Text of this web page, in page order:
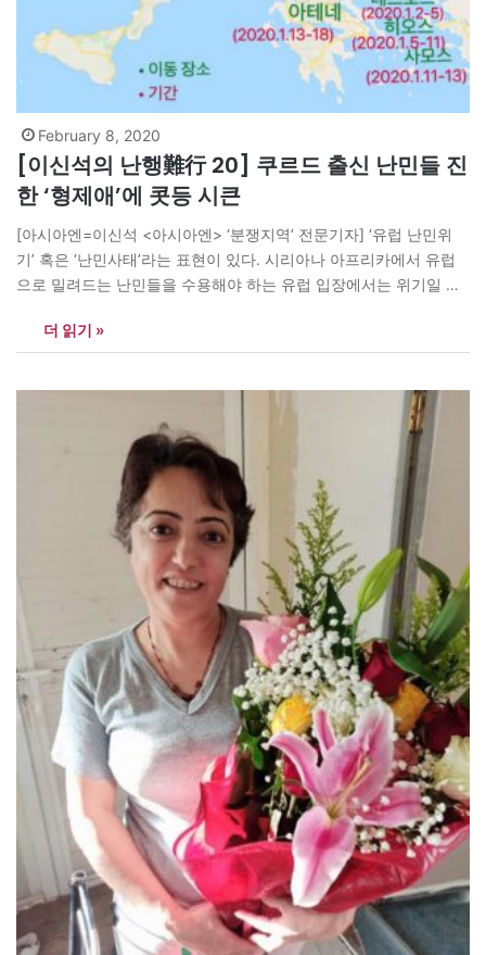
February 8, 2020
[이신석의 난행難行 20] 쿠르드 출신 난민들 진
한 ‘형제애’에 콧등 시큰
[아시아엔=이신석 <아시아엔> ‘분쟁지역’ 전문기자] ‘유럽 난민위
기’ 혹은 ‘난민사태’라는 표현이 있다. 시리아나 아프리카에서 유럽
으로 밀려드는 난민들을 수용해야 하는 유럽 입장에서는 위기일 수
내는 것일 수 있다. 서구 언론들은 난민 위기로 인한 정치·경제·외교·
국제관계를 다루고, 때로는 난민수용소의 심각성이나 NGO 활약상
더 읽기 »